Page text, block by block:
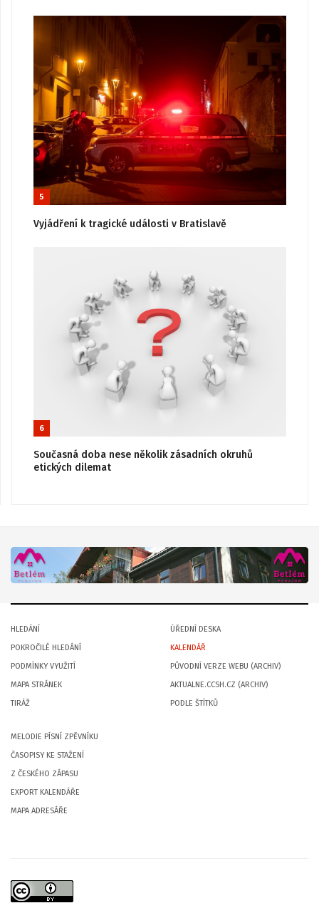
5
Vyjádření k tragické události v Bratislavě
6
Současná doba nese několik zásadních okruhů
etických dilemat
HLEDÁNÍ
POKROČILÉ HLEDÁNÍ
PODMÍNKY VYUŽITÍ
MAPA STRÁNEK
TIRÁŽ
ÚŘEDNÍ DESKA
KALENDÁŘ
PŮVODNÍ VERZE WEBU (ARCHIV)
AKTUALNE.CCSH.CZ (ARCHIV)
PODLE ŠTÍTKŮ
MELODIE PÍSNÍ ZPĚVNÍKU
ČASOPISY KE STAŽENÍ
Z ČESKÉHO ZÁPASU
EXPORT KALENDÁŘE
MAPA ADRESÁŘE